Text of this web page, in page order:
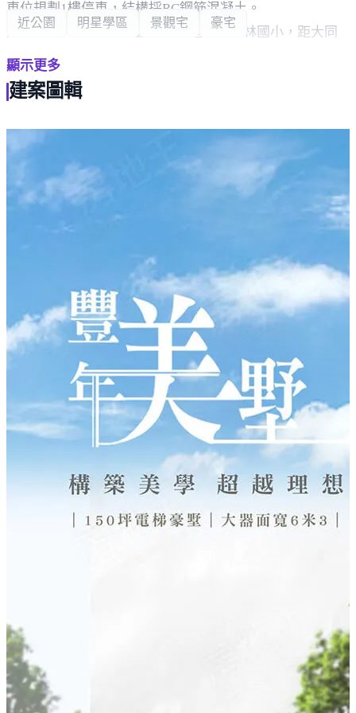
車位規劃1樓停車，結構採RC鋼筋混凝土。
周邊環境，車程約4分鐘即可抵達學區員林國小，距大同
國中約5分鐘車程，車程約4分鐘可至員林公園，距員林圖
書館約5分鐘車程。
生活採買方面，車程約4分鐘可達全聯福利中心 員林南昌
店、員林第一市場，距家樂福超市 員林博愛店約6分鐘車
程，車程約7分鐘可達大潤發 員林店。
交通方面，約7分鐘車程可至員林車站，亦有國道1號及76
快速道路可利用，輕鬆往來各縣市。
近公園 明星學區 景觀宅 豪宅
顯示更多
建案圖輯